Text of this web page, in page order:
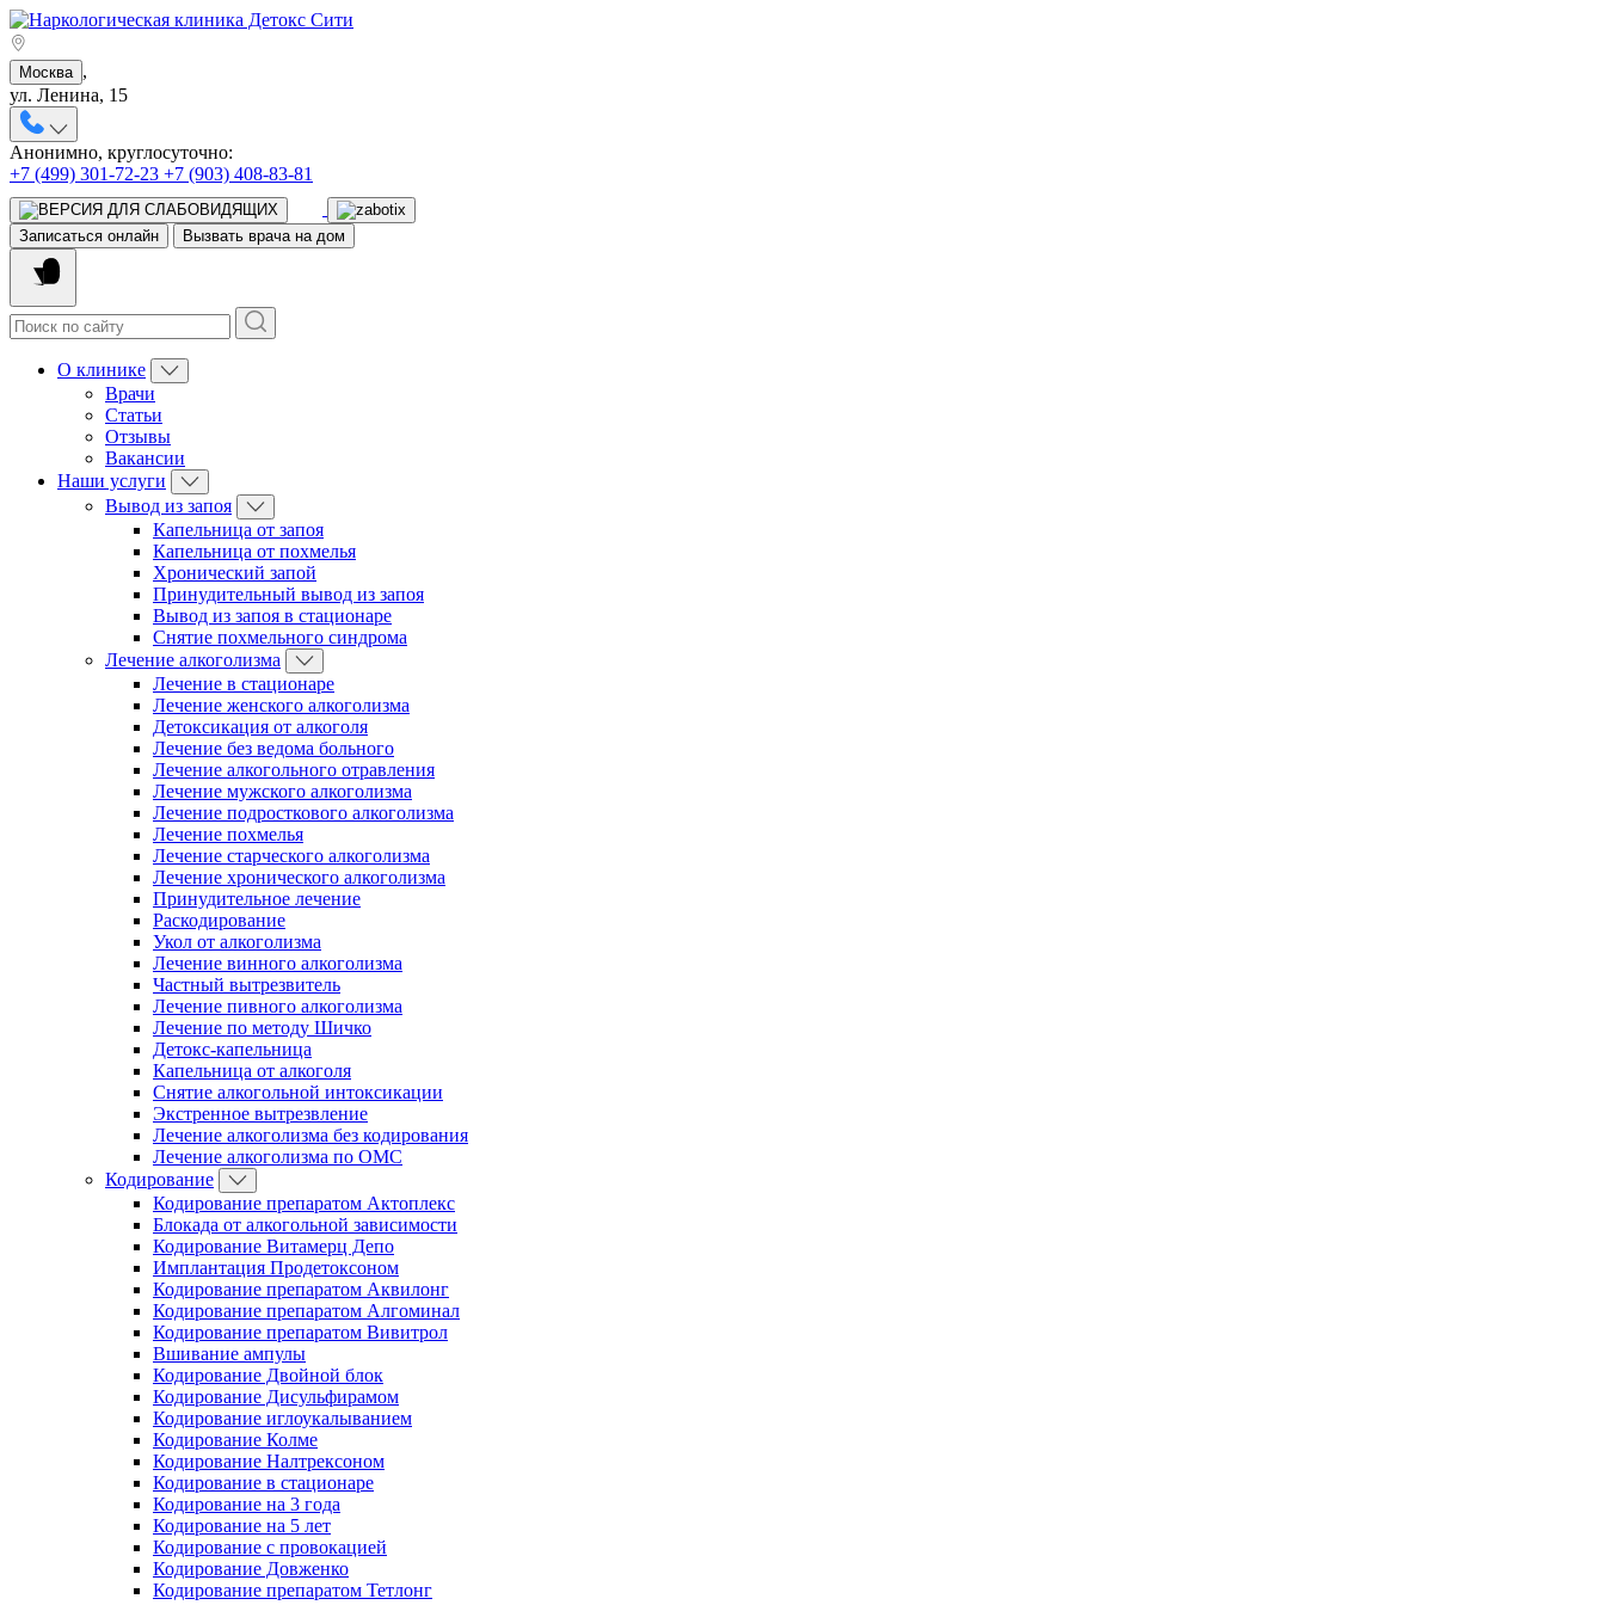
Москва ,
ул. Ленина, 15
Анонимно, круглосуточно:
+7 (499) 301-72-23 +7 (903) 408-83-81
Записаться онлайн Вызвать врача на дом
О клинике
Врачи
Статьи
Отзывы
Вакансии
Наши услуги
Вывод из запоя
Капельница от запоя
Капельница от похмелья
Хронический запой
Принудительный вывод из запоя
Вывод из запоя в стационаре
Снятие похмельного синдрома
Лечение алкоголизма
Лечение в стационаре
Лечение женского алкоголизма
Детоксикация от алкоголя
Лечение без ведома больного
Лечение алкогольного отравления
Лечение мужского алкоголизма
Лечение подросткового алкоголизма
Лечение похмелья
Лечение старческого алкоголизма
Лечение хронического алкоголизма
Принудительное лечение
Раскодирование
Укол от алкоголизма
Лечение винного алкоголизма
Частный вытрезвитель
Лечение пивного алкоголизма
Лечение по методу Шичко
Детокс-капельница
Капельница от алкоголя
Снятие алкогольной интоксикации
Экстренное вытрезвление
Лечение алкоголизма без кодирования
Лечение алкоголизма по ОМС
Кодирование
Кодирование препаратом Актоплекс
Блокада от алкогольной зависимости
Кодирование Витамерц Депо
Имплантация Продетоксоном
Кодирование препаратом Аквилонг
Кодирование препаратом Алгоминал
Кодирование препаратом Вивитрол
Вшивание ампулы
Кодирование Двойной блок
Кодирование Дисульфирамом
Кодирование иглоукалыванием
Кодирование Колме
Кодирование Налтрексоном
Кодирование в стационаре
Кодирование на 3 года
Кодирование на 5 лет
Кодирование с провокацией
Кодирование Довженко
Кодирование препаратом Тетлонг